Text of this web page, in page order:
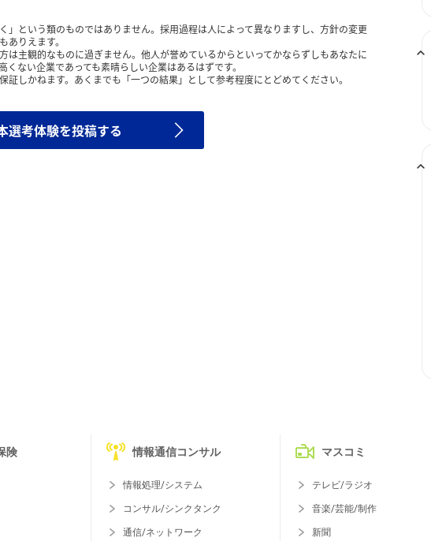
」という類のものではありません。採用過程は人によって異なりますし、方針の変更
りえます。
は主観的なものに過ぎません。他人が誉めているからといってかならずしもあなたに
ない企業であっても素晴らしい企業はあるはずです。
しかねます。あくまでも「一つの結果」として参考程度にとどめてください。
選考体験を投稿する
険 情報通信コンサル
情報処理/システム
コンサル/シンクタンク
通信/ネットワーク
マスコミ
テレビ/ラジオ
音楽/芸能/制作
新聞